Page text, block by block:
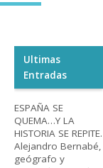
Ultimas
Entradas
ESPAÑA SE
QUEMA…Y LA
HISTORIA SE REPITE.
Alejandro Bernabé,
geógrafo y